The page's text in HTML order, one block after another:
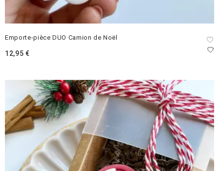
Emporte-pièce DUO Camion de Noël
12,95 €